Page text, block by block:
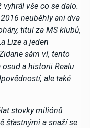
vše co se dalo.
neuběhly ani dva
titul za MS klubů,
Lize a jeden
sám ví, tento
a historii Realu
ale také
stovky miliónů
šťastnými a snaží se